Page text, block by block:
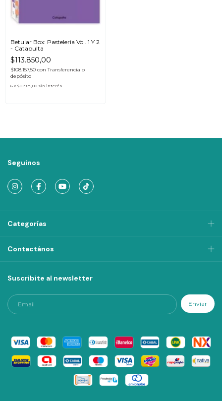
Betular Box: Pasteleria Vol. 1 Y 2
- Catapulta
$113.850,00
$108.157,50 con Transferencia o
depósito
6 x $18.975,00 sin interés
Seguinos
Categorías
Contactános
Suscribite al newsletter